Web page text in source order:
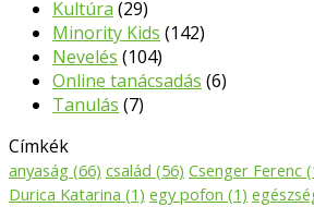
Kultúra (29)
Minority Kids (142)
Nevelés (104)
Online tanácsadás (6)
Tanulás (7)
Címkék
anyaság (66) család (56) Csenger Ferenc
Durica Katarina (1) egy pofon (1)